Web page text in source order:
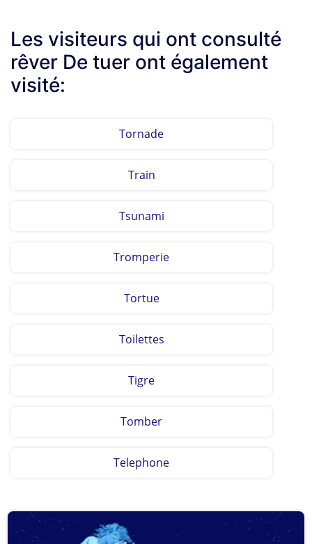
Les visiteurs qui ont consulté
rêver De tuer ont également
visité:
Tornade
Train
Tsunami
Tromperie
Tortue
Toilettes
Tigre
Tomber
Telephone